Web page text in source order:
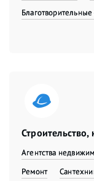
Агентства
Ремонт